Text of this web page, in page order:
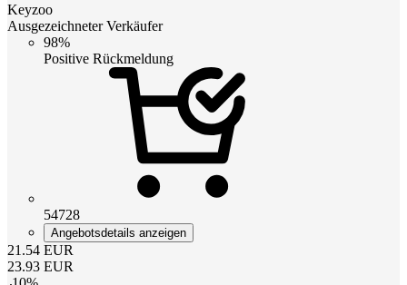
Keyzoo
Ausgezeichneter Verkäufer
98%
Positive Rückmeldung
54728
Angebotsdetails anzeigen
21.54 EUR
23.93 EUR